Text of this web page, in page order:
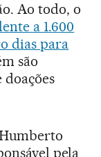
Ao todo, o
a 1.600
dias para
são
pela